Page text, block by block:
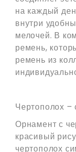
на каждый
внутри
мелочей. В
ремень,
ремень из
Чертополох
Орнамент с
красивый
чертополох